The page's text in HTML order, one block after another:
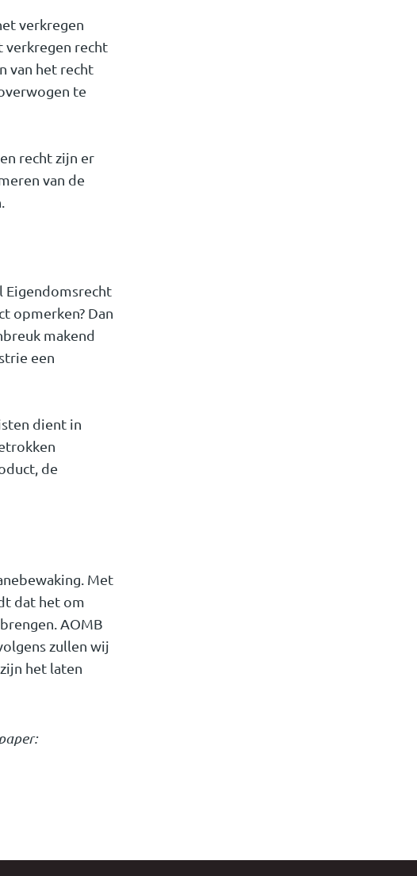
verkregen
verkregen recht
van het recht
te
recht zijn er
van de
Eigendomsrecht
opmerken? Dan
makend
een
dient in
de
Met
dat het om
AOMB
zullen wij
het laten